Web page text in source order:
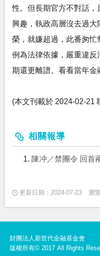
性。但長期官方不對話，
興趣，執政高層沒去過
榮，就嫌超過，此番匆
例為法律依據，嚴重違
期還更離譜。看看當年金
(本文刊載於 2024-02-21
相關報導
陳冲／禁團令 回
更新日期：2024-07-23 瀏
財團法人新世代金融基金會
版權所有© 2017 All Rights